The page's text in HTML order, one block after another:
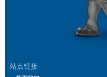
站点链接